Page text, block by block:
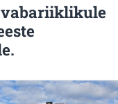
vabariiklikule